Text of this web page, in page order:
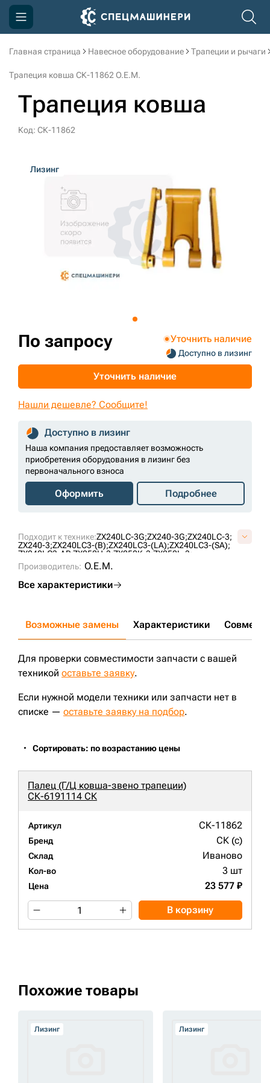
Главная страница Навесное оборудование Трапеции и рычаги
Трапеция ковша СК-11862 O.E.M.
Трапеция ковша
Код: СК-11862
Лизинг
Подходит к технике:ZX240LC-3G;ZX240-3G;ZX240LC-3;
ZX240-3;ZX240LC3-(B);ZX240LC3-(LA);ZX240LC3-(SA);
ZX240LC3-AP;ZX250H-3;ZX250K-3;ZX250L-3;
ZX250LCH-3;
ZX250LCK-3;
ZX230LCSA;ZX240H;ZX240LCH;
Производитель: O.E.M.
Все характеристики
По запросу Уточнить наличие
Доступно в лизинг
Уточнить наличие
Нашли дешевле? Сообщите!
Доступно в лизинг
Наша компания предоставляет возможность
приобретения оборудования в лизинг без
первоначального взноса
Оформить Подробнее
Возможные замены Характеристики
Для проверки совместимости запчасти с вашей
техникой оставьте заявку.
Если нужной модели техники или запчасти нет в
списке — оставьте заявку на подбор.
Сортировать: по возрастанию цены
Палец (Г/Ц ковша-звено трапеции)
СК-6191114 СК
Артикул СК-11862
Бренд СК (c)
Склад Иваново
Кол-во 3 шт
Цена 23 577 ₽
В корзину
Похожие товары
Лизинг Лизинг
Компания
Доставка и оплата
Информация
3D тур по производству
3D тур по складам
+7 (499) 394-50-93